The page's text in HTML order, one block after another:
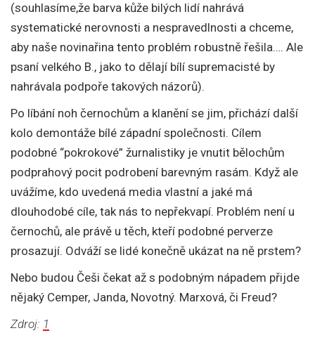
(souhlasíme,že barva kůže bilých lidí nahrává
systematické nerovnosti a nespravedlnosti a chceme,
aby naše novinařina tento problém robustně řešila…. Ale
psaní velkého B., jako to dělají bílí supremacisté by
nahrávala podpoře takových názorů).
Po líbání noh černochům a klanění se jim, přichází další
kolo demontáže bílé západní společnosti. Cílem
podobné “pokrokové” žurnalistiky je vnutit bělochům
podprahový pocit podrobení barevným rasám. Když ale
uvážíme, kdo uvedená media vlastní a jaké má
dlouhodobé cíle, tak nás to nepřekvapí. Problém není u
černochů, ale právě u těch, kteří podobné perverze
prosazují. Odváží se lidé konečně ukázat na ně prstem?
Nebo budou Češi čekat až s podobným nápadem přijde
nějaký Cemper, Janda, Novotný. Marxová, či Freud?
Zdroj: 1